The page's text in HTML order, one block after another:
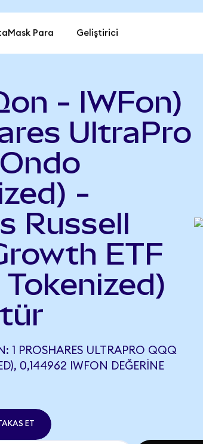
Para Geliştirici
- IWFon)
UltraPro
-
Russell
ETF
1 PROSHARES ULTRAPRO QQQ
0,144962 IWFON DEĞERINE
ET